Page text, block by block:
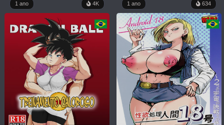
1 ano 4K 1 ano 634